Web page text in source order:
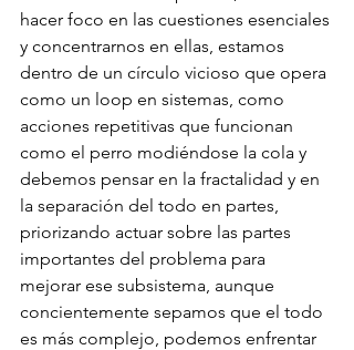
hacer foco en las cuestiones esenciales
y concentrarnos en ellas, estamos
dentro de un círculo vicioso que opera
como un loop en sistemas, como
acciones repetitivas que funcionan
como el perro modiéndose la cola y
debemos pensar en la fractalidad y en
la separación del todo en partes,
priorizando actuar sobre las partes
importantes del problema para
mejorar ese subsistema, aunque
concientemente sepamos que el todo
es más complejo, podemos enfrentar